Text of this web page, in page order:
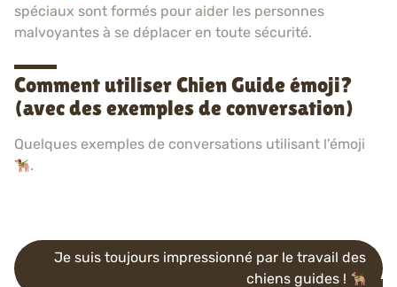
spéciaux sont formés pour aider les personnes
malvoyantes à se déplacer en toute sécurité.
Comment utiliser Chien Guide émoji?
(avec des exemples de conversation)
Quelques exemples de conversations utilisant l’émoji
.
Je suis toujours impressionné par le travail des
chiens guides !